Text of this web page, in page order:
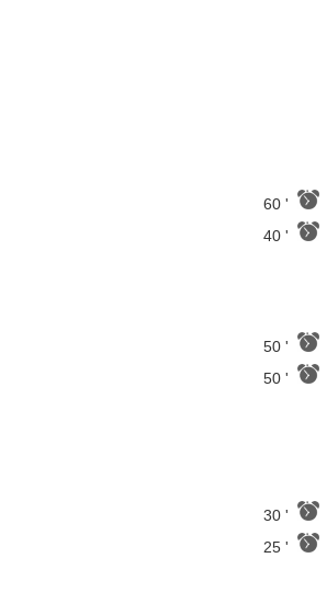
60 '
40 '
50 '
50 '
30 '
25 '